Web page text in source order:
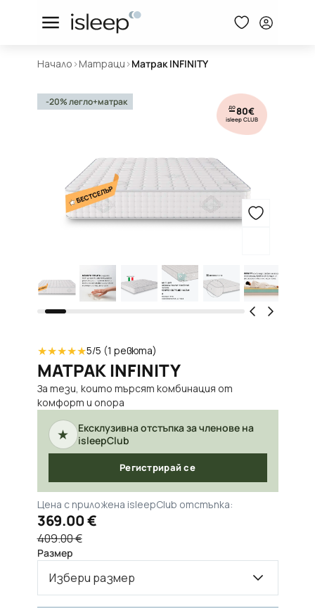
Начало >Матраци >Матрак INFINITY
до80€
isleep CLUB
-20% легло+матрак
★★★★★5/5 (1 ревюта)
МАТРАК INFINITY
За тези, които търсят комбинация от
комфорт и опора
★
Ексклузивна отстъпка за членове на
isleepClub
Регистрирай се
Цена с приложена isleepClub отстъпка:
369.00 €
409.00 €
Размер
Избери размер